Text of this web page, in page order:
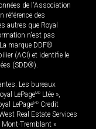
de l'Association
référence des
autres que Royal
n'est pas
marque DDF®
(ACI) et identifie le
(SDD®).
Les bureaux
LePageMD Ltée »,
LePageMD Credit
Real Estate Services
Mont-Tremblant »